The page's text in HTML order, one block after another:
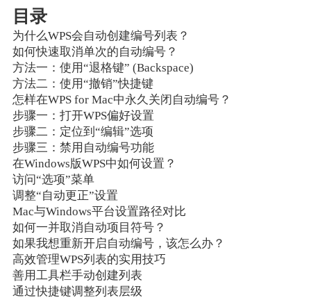
目录
为什么WPS会自动创建编号列表？
如何快速取消单次的自动编号？
方法一：使用“退格键” (Backspace)
方法二：使用“撤销”快捷键
怎样在WPS for Mac中永久关闭自动编号？
步骤一：打开WPS偏好设置
步骤二：定位到“编辑”选项
步骤三：禁用自动编号功能
在Windows版WPS中如何设置？
访问“选项”菜单
调整“自动更正”设置
Mac与Windows平台设置路径对比
如何一并取消自动项目符号？
如果我想重新开启自动编号，该怎么办？
高效管理WPS列表的实用技巧
善用工具栏手动创建列表
通过快捷键调整列表层级